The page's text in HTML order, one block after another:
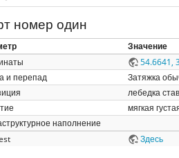
номер один
Значение
54.6641,
и перепад
Затяжка
лебедка
мягкая
наполнение
Здесь